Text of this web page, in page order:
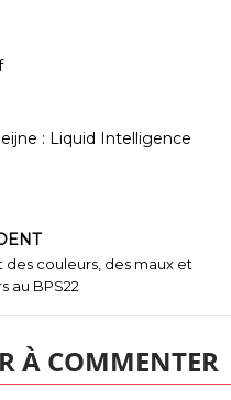
: Liquid Intelligence
des couleurs, des maux et
au BPS22
À COMMENTER